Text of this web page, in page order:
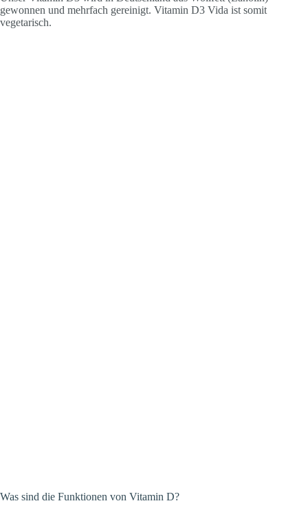
gewonnen und mehrfach gereinigt. Vitamin D3 Vida ist somit
vegetarisch.
Was sind die Funktionen von Vitamin D?